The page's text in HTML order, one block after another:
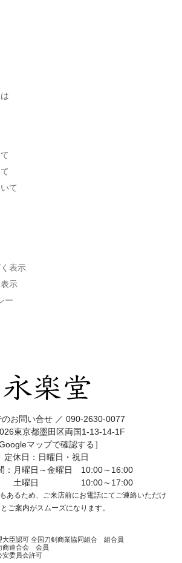
て
表示
示
ー
お問い合せ ／ 090-2630-0077
東京都墨田区両国1-13-14-1F
Googleマップで確認する］
定休日：日曜日・祝日
：月曜日～金曜日 10:00～16:00
土曜日 10:00～17:00
あるため、ご来店前にお電話にてご連絡いただけ
ご案内がスムーズになります。
大臣認可 全国刀剣商業協同組合 組合員
商連合会 会員
安委員会許可